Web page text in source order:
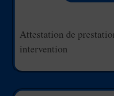
Attestation de
intervention